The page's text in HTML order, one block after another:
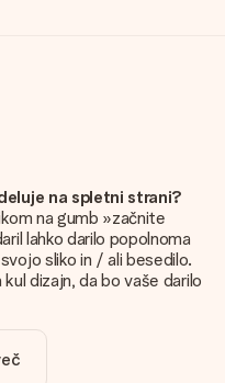
na spletni strani?
na gumb »začnite
lahko darilo popolnoma
sliko in / ali besedilo.
dizajn, da bo vaše darilo
vključuje personalizacijo